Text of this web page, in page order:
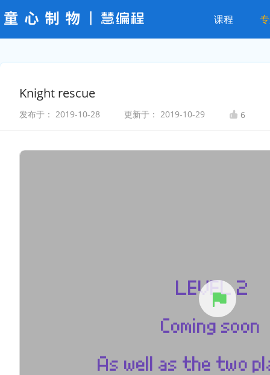
课程
Knight rescue
发布于： 2019-10-28 更新于： 2019-10-29 6